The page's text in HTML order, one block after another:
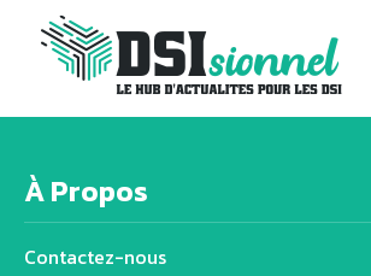
À Propos
Contactez-nous